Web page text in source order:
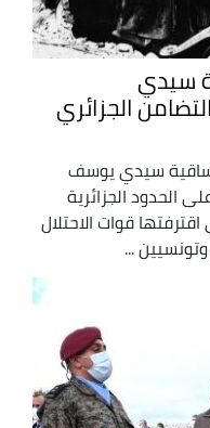
سيدي
الجزائري
65 لمجزرة ساقية سيدي يوسف
الجزائرية
قوات الاحتلال
...